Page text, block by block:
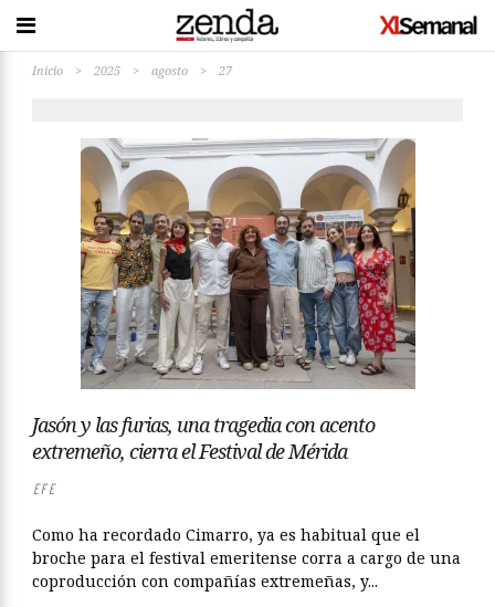
Inicio > 2025 > agosto > 27
Jasón y las furias, una tragedia con acento
extremeño, cierra el Festival de Mérida
EFE
Como ha recordado Cimarro, ya es habitual que el
broche para el festival emeritense corra a cargo de una
coproducción con compañías extremeñas, y...